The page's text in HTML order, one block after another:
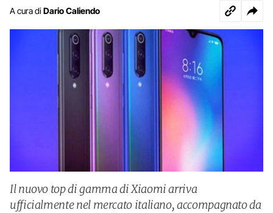
A cura di Dario Caliendo
Il nuovo top di gamma di Xiaomi arriva
ufficialmente nel mercato italiano, accompagnato da